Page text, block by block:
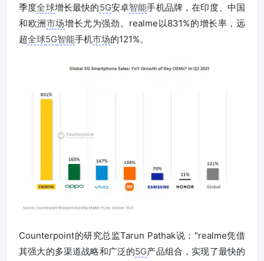
季度全球增长最快的5G安卓智能手机品牌，在印度、中国
和欧洲市场增长尤为强劲。realme以831%的增长率，远
超全球5G智能手机市场的121%。
Counterpoint的研究总监Tarun Pathak说："realme凭借
其强大的多渠道战略和广泛的5G产品组合，实现了最快的